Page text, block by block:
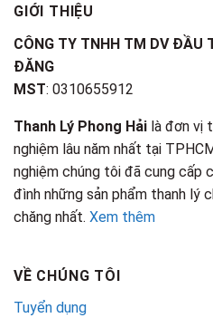
GIỚI THIỆU
CÔNG TY TNHH TM DV ĐẦU
ĐĂNG
MST: 0310655912
Thanh Lý Phong Hải là đơn vị
nghiệm lâu năm nhất tại
nghiệm chúng tôi đã cung cấp
đình những sản phẩm thanh lý
chăng nhất. Xem thêm
VỀ CHÚNG TÔI
Tuyển dụng